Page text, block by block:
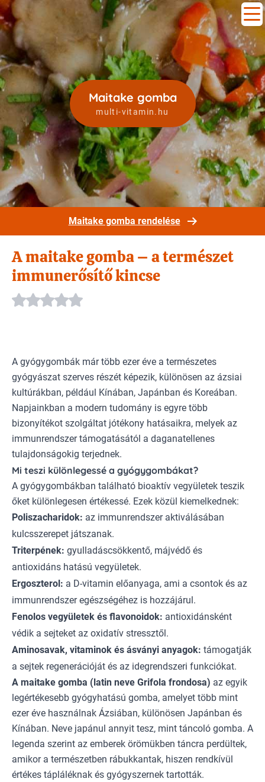
Maitake gomba
multi-vitamin.hu
Maitake gomba rendelése
A maitake gomba – a természet
immunerősítő kincse
A gyógygombák már több ezer éve a természetes
gyógyászat szerves részét képezik, különösen az ázsiai
kultúrákban, például Kínában, Japánban és Koreában.
Napjainkban a modern tudomány is egyre több
bizonyítékot szolgáltat jótékony hatásaikra, melyek az
immunrendszer támogatásától a daganatellenes
tulajdonságokig terjednek.
Mi teszi különlegessé a gyógygombákat?
A gyógygombákban található bioaktív vegyületek teszik
őket különlegesen értékessé. Ezek közül kiemelkednek:
Poliszacharidok: az immunrendszer aktiválásában
kulcsszerepet játszanak.
Triterpének: gyulladáscsökkentő, májvédő és
antioxidáns hatású vegyületek.
Ergoszterol: a D-vitamin előanyaga, ami a csontok és az
immunrendszer egészségéhez is hozzájárul.
Fenolos vegyületek és flavonoidok: antioxidánsként
védik a sejteket az oxidatív stressztől.
Aminosavak, vitaminok és ásványi anyagok: támogatják
a sejtek regenerációját és az idegrendszeri funkciókat.
A maitake gomba (latin neve Grifola frondosa) az egyik
legértékesebb gyógyhatású gomba, amelyet több mint
ezer éve használnak Ázsiában, különösen Japánban és
Kínában. Neve japánul annyit tesz, mint táncoló gomba. A
legenda szerint az emberek örömükben táncra perdültek,
amikor a természetben rábukkantak, hiszen rendkívül
értékes tápláléknak és gyógyszernek tartották.